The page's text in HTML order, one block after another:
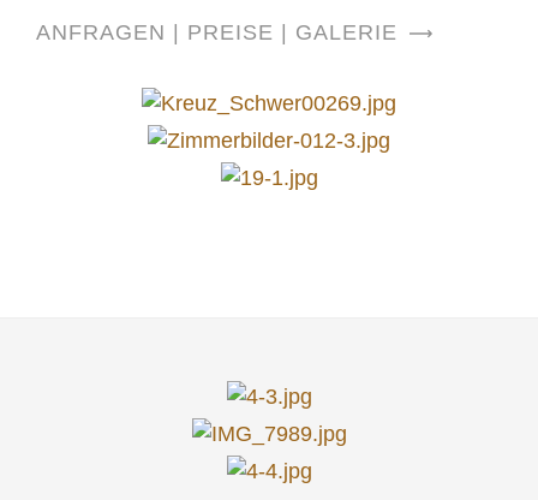
ANFRAGEN | PREISE | GALERIE